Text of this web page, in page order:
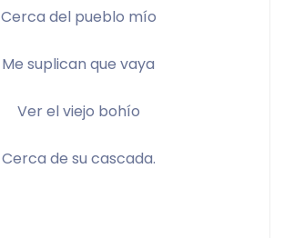
Cerca del pueblo mío
Me suplican que vaya
Ver el viejo bohío
Cerca de su cascada.